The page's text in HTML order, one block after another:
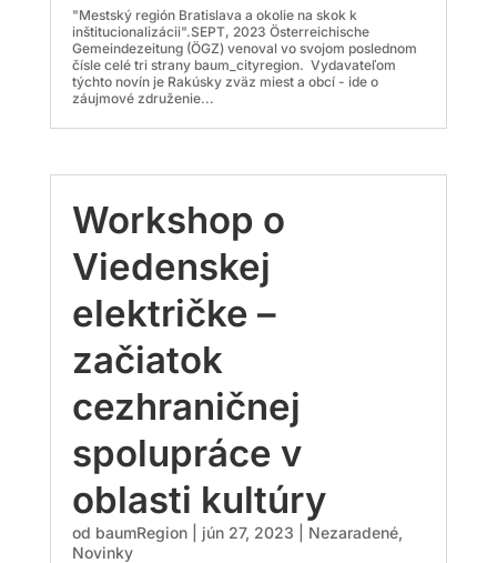
"Mestský región Bratislava a okolie na skok k
inštitucionalizácii".SEPT, 2023 Österreichische
Gemeindezeitung (ÖGZ) venoval vo svojom poslednom
čísle celé tri strany baum_cityregion. Vydavateľom
týchto novín je Rakúsky zväz miest a obcí - ide o
záujmové združenie...
Workshop o
Viedenskej
električke –
začiatok
cezhraničnej
spolupráce v
oblasti kultúry
od baumRegion| jún 27, 2023 Nezaradené,
Novinky